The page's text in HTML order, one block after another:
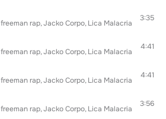
freeman rap Jacko Corpo Lica Malacria
3:35
freeman rap Jacko Corpo Lica Malacria
4:41
freeman rap Jacko Corpo Lica Malacria
4:41
freeman rap Jacko Corpo Lica Malacria
3:56